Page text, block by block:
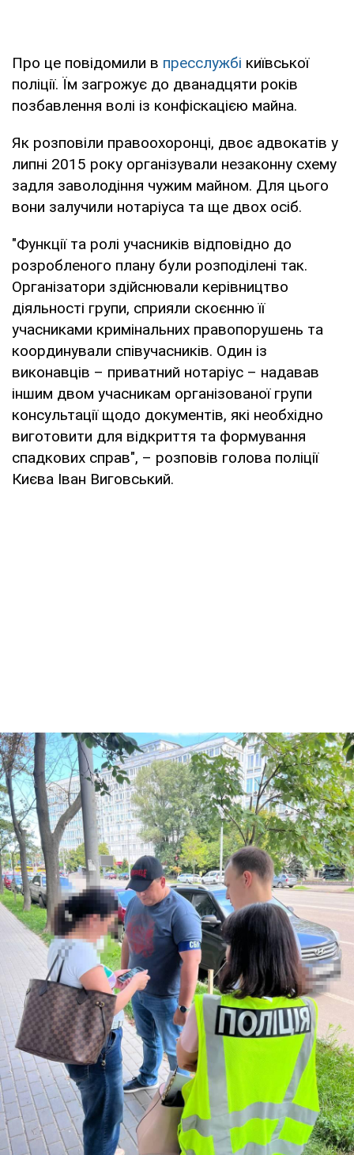
Про це повідомили в пресслужбі київської
поліції. Їм загрожує до дванадцяти років
позбавлення волі із конфіскацією майна.
Як розповіли правоохоронці, двоє адвокатів у
липні 2015 року організували незаконну схему
задля заволодіння чужим майном. Для цього
вони залучили нотаріуса та ще двох осіб.
"Функції та ролі учасників відповідно до
розробленого плану були розподілені так.
Організатори здійснювали керівництво
діяльності групи, сприяли скоєнню її
учасниками кримінальних правопорушень та
координували співучасників. Один із
виконавців – приватний нотаріус – надавав
іншим двом учасникам організованої групи
консультації щодо документів, які необхідно
виготовити для відкриття та формування
спадкових справ", – розповів голова поліції
Києва Іван Виговський.